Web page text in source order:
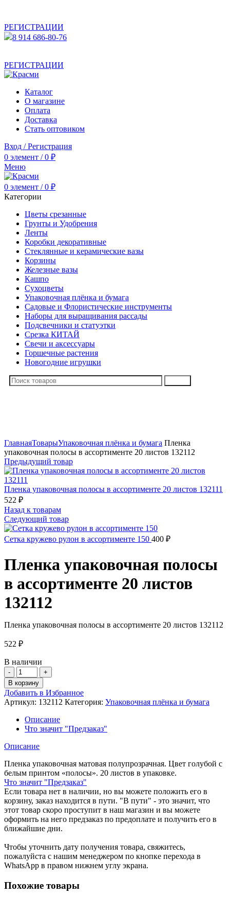
РЕГИСТРАЦИИ
8 914 686-80-76
РЕГИСТРАЦИИ
Каталог
О магазине
Оплата
Доставка
Стать оптовиком
Вход / Регистрация
0 элемент / 0 ₽
Меню
0 элемент / 0 ₽
Категории
Цветы срезанные
Грунты и Удобрения
Ленты
Коробки декоративные
Стеклянные и керамические вазы
Корзины
Железные вазы
Кашпо
Сухоцветы
Упаковочная плёнка и бумага
Садовые и Флористические инструменты
Наборы для выращивания рассады
Подсвечники и статуэтки
Срезка КИТАЙ
Свечи и аксессуары
Горшечные растения
Новогодние игрушки
ГлавнаяТоварыУпаковочная плёнка и бумага Пленка
упаковочная полосы в ассортименте 20 листов 132112
Предыдущий товар
Пленка упаковочная полосы в ассортименте 20 листов 132111
522 ₽
Назад к товарам
Следующий товар
Сетка кружево рулон в ассортименте 150 400 ₽
Пленка упаковочная полосы
в ассортименте 20 листов
132112
Пленка упаковочная полосы в ассортименте 20 листов 132112
522 ₽
В наличии
Количество
товара
Пленка
упаковочная
полосы
в
ассортименте
листов
В корзину
Добавить в Избранное
Артикул: 132112 Категория: Упаковочная плёнка и бумага
Описание
Что значит "Предзаказ"
Описание
Пленка упаковочная матовая полупрозрачная. Цвет голубой с
белым принтом «полосы». 20 листов в упаковке.
Что значит "Предзаказ"
Если товара нет в наличии, но вы можете положить его в
корзину, заказ находится в пути. "В пути" - это значит, что
этот товар скоро проступит в наш магазин и вы можете
оформить на него предзаказ по предоплате и получить его в
ближайшие дни.
Чтобы уточнить дату получения товара, свяжитесь,
пожалуйста с нашим менеджером по кнопке перехода в
WhatsApp в правом нижнем углу экрана.
Похожие товары